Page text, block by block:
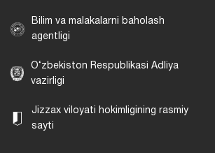
Bilim va malakalarni baholash
agentligi
O‘zbekiston Respublikasi Adliya
vazirligi
Jizzax viloyati hokimligining rasmiy
sayti